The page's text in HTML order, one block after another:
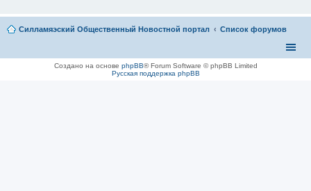
Силламяэский Общественный Новостной портал Список форумов
Создано на основе phpBB® Forum Software © phpBB Limited
Русская поддержка phpBB